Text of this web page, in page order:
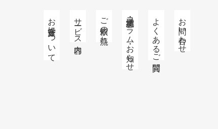
お庭番守について サービス内容 ご依頼の流れ 施工実績・コラム・お知らせ よくあるご質問 お問い合わせ